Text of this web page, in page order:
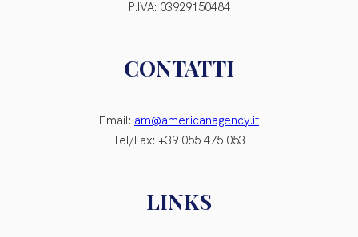
P.IVA: 03929150484
CONTATTI
Email: am@americanagency.it
Tel/Fax: +39 055 475 053
LINKS